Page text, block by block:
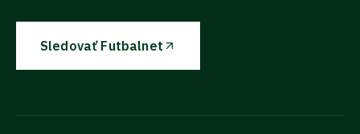
Sledovať Futbalnet